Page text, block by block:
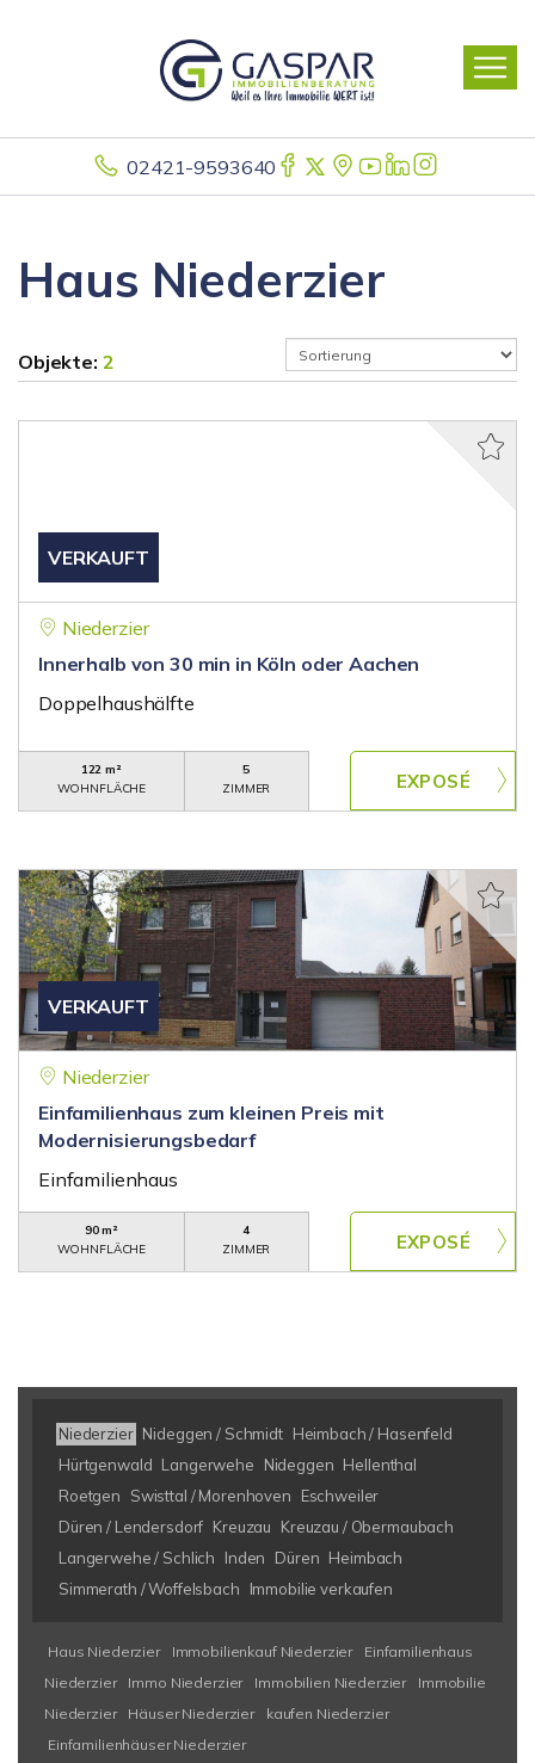
02421-9593640
Haus Niederzier
Objekte: 2
VERKAUFT
Niederzier
Innerhalb von 30 min in Köln oder Aachen
Doppelhaushälfte
122 m²
WOHNFLÄCHE
5
ZIMMER
VERKAUFT
Niederzier
Einfamilienhaus zum kleinen Preis mit
Modernisierungsbedarf
Einfamilienhaus
90 m²
WOHNFLÄCHE
4
ZIMMER
Niederzier Nideggen / Schmidt Heimbach / Hasenfeld
Hürtgenwald Langerwehe Nideggen Hellenthal
Roetgen
Swisttal / Morenhoven
Eschweiler
Düren / Lendersdorf Kreuzau
Kreuzau / Obermaubach
Langerwehe / Schlich
Inden Düren Heimbach
Simmerath / Woffelsbach
Immobilie verkaufen
Haus Niederzier Immobilienkauf Niederzier
Einfamilienhaus
Niederzier
Immo Niederzier Immobilien Niederzier
Immobilie
Niederzier
Häuser Niederzier
kaufen Niederzier
Einfamilienhäuser Niederzier